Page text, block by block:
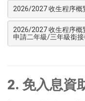
2026/2027 收生程序概
2026/2027 收生程序概
申請二年級/三年級銜接
2. 免入息資